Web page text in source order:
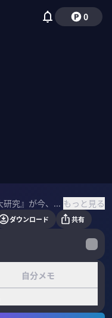
0
『新版コンサル業界大研究』が今、東大で最も売れている。「とりあえずコンサル(とりコン)」の時代にコンサルを目指す意味とは？著者の一人、渡辺秀和氏に業界の最前線を聞いた。 もっと見る
ダウンロード 共有
自分メモ